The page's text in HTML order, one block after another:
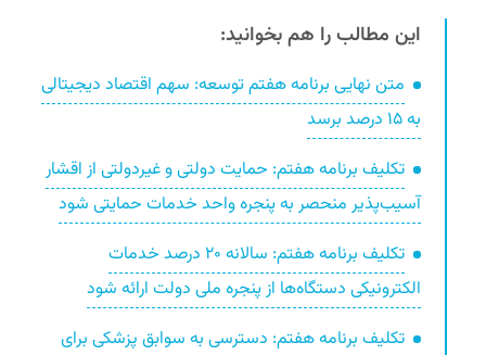
این مطالب را هم بخوانید:
متن نهایی برنامه هفتم توسعه: سهم اقتصاد دیجیتالی
به ۱۵ درصد برسد
تکلیف برنامه هفتم: حمایت دولتی و غیردولتی از اقشار
آسیب‌پذیر منحصر به پنجره واحد خدمات حمایتی شود
تکلیف برنامه هفتم: سالانه ۲۰ درصد خدمات
الکترونیکی دستگاه‌ها از پنجره ملی دولت ارائه شود
تکلیف برنامه هفتم: دسترسی به سوابق پزشکی برای